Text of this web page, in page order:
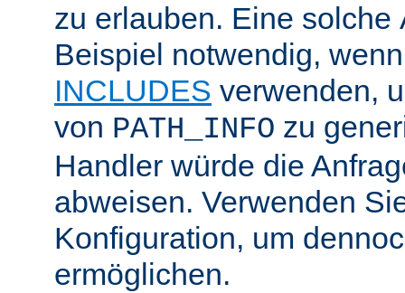
zu erlauben. Eine solche
Beispiel notwendig,
INCLUDES verwenden,
von PATH_INFO zu
Handler würde die
abweisen. Verwenden
Konfiguration, um
ermöglichen.